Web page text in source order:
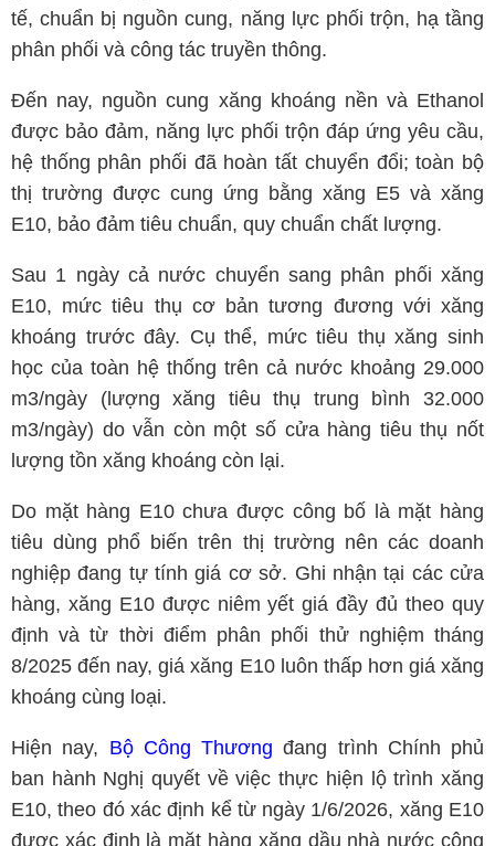
tế, chuẩn bị nguồn cung, năng lực phối trộn, hạ tầng
phân phối và công tác truyền thông.
Đến nay, nguồn cung xăng khoáng nền và Ethanol
được bảo đảm, năng lực phối trộn đáp ứng yêu cầu,
hệ thống phân phối đã hoàn tất chuyển đổi; toàn bộ
thị trường được cung ứng bằng xăng E5 và xăng
E10, bảo đảm tiêu chuẩn, quy chuẩn chất lượng.
Sau 1 ngày cả nước chuyển sang phân phối xăng
E10, mức tiêu thụ cơ bản tương đương với xăng
khoáng trước đây. Cụ thể, mức tiêu thụ xăng sinh
học của toàn hệ thống trên cả nước khoảng 29.000
m3/ngày (lượng xăng tiêu thụ trung bình 32.000
m3/ngày) do vẫn còn một số cửa hàng tiêu thụ nốt
lượng tồn xăng khoáng còn lại.
Do mặt hàng E10 chưa được công bố là mặt hàng
tiêu dùng phổ biến trên thị trường nên các doanh
nghiệp đang tự tính giá cơ sở. Ghi nhận tại các cửa
hàng, xăng E10 được niêm yết giá đầy đủ theo quy
định và từ thời điểm phân phối thử nghiệm tháng
8/2025 đến nay, giá xăng E10 luôn thấp hơn giá xăng
khoáng cùng loại.
Hiện nay, Bộ Công Thương đang trình Chính phủ
ban hành Nghị quyết về việc thực hiện lộ trình xăng
E10, theo đó xác định kể từ ngày 1/6/2026, xăng E10
được xác định là mặt hàng xăng dầu nhà nước công